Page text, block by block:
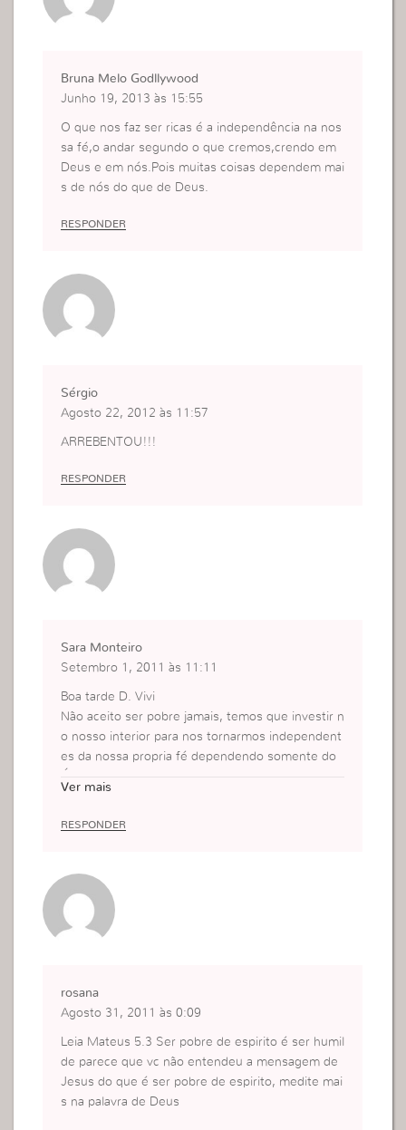
Bruna Melo Godllywood
Junho 19, 2013 às 15:55
O que nos faz ser ricas é a independência na nos
sa fé,o andar segundo o que cremos,crendo em
Deus e em nós.Pois muitas coisas dependem mai
s de nós do que de Deus.
RESPONDER
Sérgio
Agosto 22, 2012 às 11:57
ARREBENTOU!!!
RESPONDER
Sara Monteiro
Setembro 1, 2011 às 11:11
Boa tarde D. Vivi
Não aceito ser pobre jamais, temos que investir n
o nosso interior para nos tornarmos independent
es da nossa propria fé dependendo somente do
Um grande Abraço
Sara – Amadora
Ver mais
RESPONDER
rosana
Agosto 31, 2011 às 0:09
Leia Mateus 5.3 Ser pobre de espirito é ser humil
de parece que vc não entendeu a mensagem de
Jesus do que é ser pobre de espirito, medite mai
s na palavra de Deus